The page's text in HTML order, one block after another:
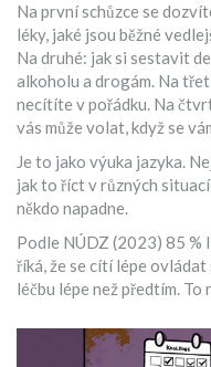
Na první schůzce se
léky, jaké jsou běžné
Na druhé: jak si sestavit
alkoholu a drogám. Na
necítíte v pořádku. Na
vás může volat, když se
Je to jako výuka jazyka.
jak to říct v různých
někdo napadne.
Podle NÚDZ (2023) 85
říká, že se cítí lépe
léčbu lépe než předtím. To